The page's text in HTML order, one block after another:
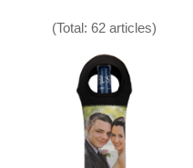
(Total: 62 articles)